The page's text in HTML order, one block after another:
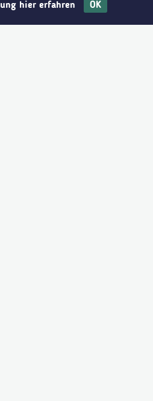
Melde dich bei uns
hier erfahren OK